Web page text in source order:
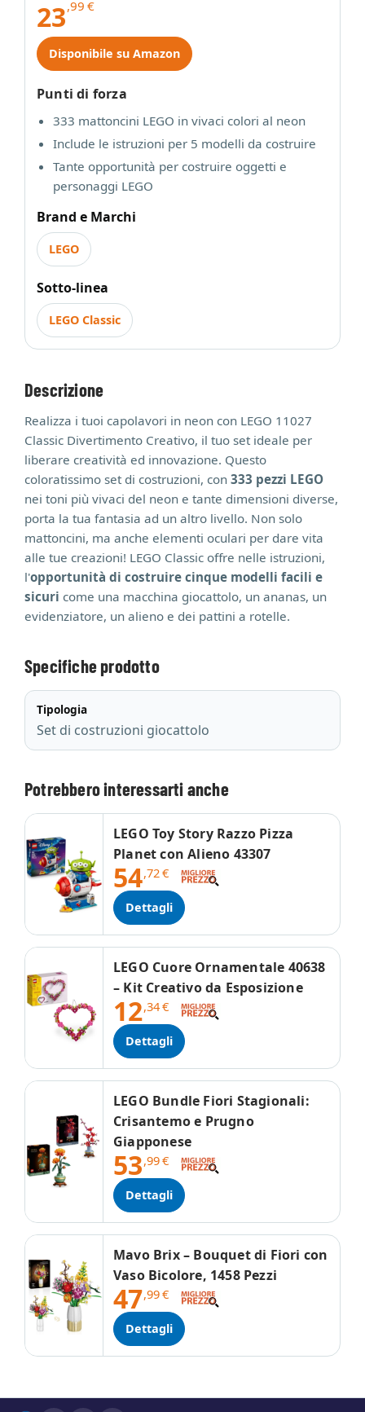
23,99 €
Disponibile su Amazon
Punti di forza
333 mattoncini LEGO in vivaci colori al neon
Include le istruzioni per 5 modelli da costruire
Tante opportunità per costruire oggetti e
personaggi LEGO
Brand e Marchi
LEGO
Sotto-linea
LEGO Classic
Descrizione
Realizza i tuoi capolavori in neon con LEGO 11027
Classic Divertimento Creativo, il tuo set ideale per
liberare creatività ed innovazione. Questo
coloratissimo set di costruzioni, con 333 pezzi LEGO
nei toni più vivaci del neon e tante dimensioni diverse,
porta la tua fantasia ad un altro livello. Non solo
mattoncini, ma anche elementi oculari per dare vita
alle tue creazioni! LEGO Classic offre nelle istruzioni,
l'opportunità di costruire cinque modelli facili e
sicuri come una macchina giocattolo, un ananas, un
evidenziatore, un alieno e dei pattini a rotelle.
Specifiche prodotto
Tipologia
Set di costruzioni giocattolo
Potrebbero interessarti anche
LEGO Toy Story Razzo Pizza
Planet con Alieno 43307
54,72€
Dettagli
LEGO Cuore Ornamentale 40638
– Kit Creativo da Esposizione
12,34€
Dettagli
LEGO Bundle Fiori Stagionali:
Crisantemo e Prugno
Giapponese
53,99€
Dettagli
Mavo Brix – Bouquet di Fiori con
Vaso Bicolore, 1458 Pezzi
47,99€
Dettagli